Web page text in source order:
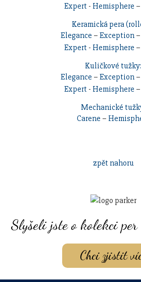
Expert - Hemisphere –
Keramická pera
Elegance – Exception –
Expert - Hemisphere –
Kuličkové tužky:
Elegance – Exception –
Expert - Hemisphere –
Mechanické
Carene –
zpět nahoru
Slyšeli jste o kolekci
Chci zjistit